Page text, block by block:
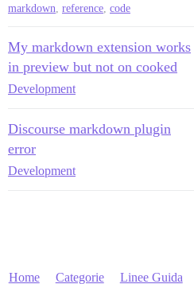
markdown, reference, code
My markdown extension works
in preview but not on cooked
Development
Discourse markdown plugin
error
Development
Home Categorie Linee Guida